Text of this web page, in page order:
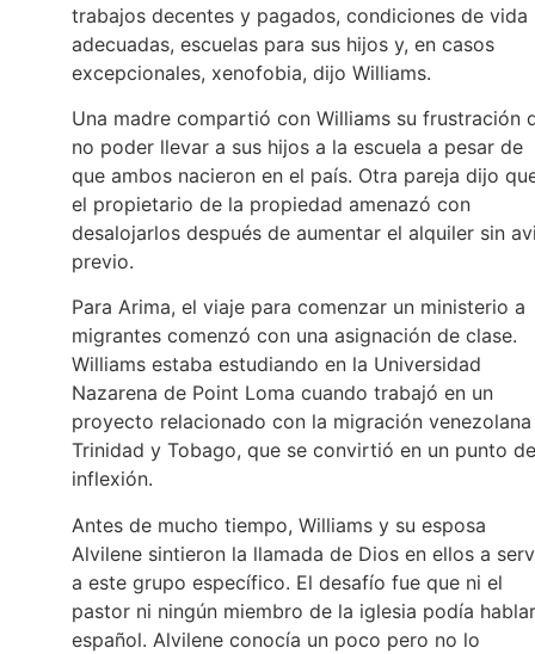
trabajos decentes y pagados, condiciones de vida
adecuadas, escuelas para sus hijos y, en casos
excepcionales, xenofobia, dijo Williams.
Una madre compartió con Williams su frustración
no poder llevar a sus hijos a la escuela a pesar de
que ambos nacieron en el país. Otra pareja dijo
el propietario de la propiedad amenazó con
desalojarlos después de aumentar el alquiler sin
previo.
Para Arima, el viaje para comenzar un ministerio a
migrantes comenzó con una asignación de clase.
Williams estaba estudiando en la Universidad
Nazarena de Point Loma cuando trabajó en un
proyecto relacionado con la migración venezolana
Trinidad y Tobago, que se convirtió en un punto de
inflexión.
Antes de mucho tiempo, Williams y su esposa
Alvilene sintieron la llamada de Dios en ellos a
a este grupo específico. El desafío fue que ni el
pastor ni ningún miembro de la iglesia podía hablar
español. Alvilene conocía un poco pero no lo